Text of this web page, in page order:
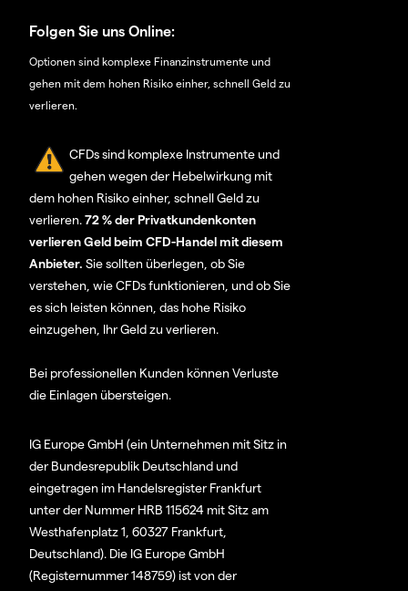
Folgen Sie uns Online:
Optionen sind komplexe Finanzinstrumente und
gehen mit dem hohen Risiko einher, schnell Geld zu
verlieren.
CFDs sind komplexe Instrumente und
gehen wegen der Hebelwirkung mit
dem hohen Risiko einher, schnell Geld zu
verlieren.72 % der Privatkundenkonten
verlieren Geld beim CFD-Handel mit diesem
Anbieter. Sie sollten überlegen, ob Sie
verstehen, wie CFDs funktionieren, und ob Sie
es sich leisten können, das hohe Risiko
einzugehen, Ihr Geld zu verlieren.
Bei professionellen Kunden können Verluste
die Einlagen übersteigen.
IG Europe GmbH (ein Unternehmen mit Sitz in
der Bundesrepublik Deutschland und
eingetragen im Handelsregister Frankfurt
unter der Nummer HRB 115624 mit Sitz am
Westhafenplatz 1, 60327 Frankfurt,
Deutschland). Die IG Europe GmbH
(Registernummer 148759) ist von der